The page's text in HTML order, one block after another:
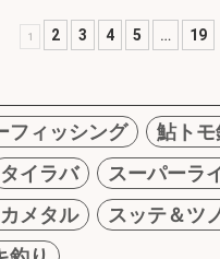
1 2 3 4 5 … 19
フィッシング 鮎トモ
タイラバ スーパーラ
メタル スッテ＆ツ